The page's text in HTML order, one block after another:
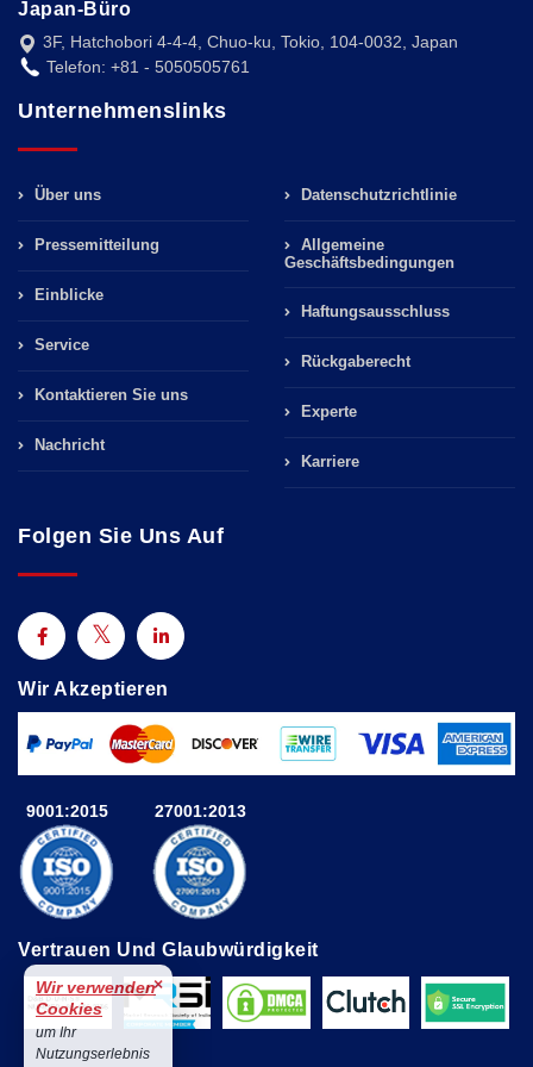
Japan-Büro
3F, Hatchobori 4-4-4, Chuo-ku, Tokio, 104-0032, Japan
Telefon: +81 - 5050505761
Unternehmenslinks
Über uns
Pressemitteilung
Einblicke
Service
Kontaktieren Sie uns
Nachricht
Datenschutzrichtlinie
Allgemeine
Geschäftsbedingungen
Haftungsausschluss
Rückgaberecht
Experte
Karriere
Folgen Sie Uns Auf
Wir Akzeptieren
9001:2015 27001:2013
Vertrauen Und Glaubwürdigkeit
Wir verwenden
Cookies
×
um Ihr
Nutzungserlebnis